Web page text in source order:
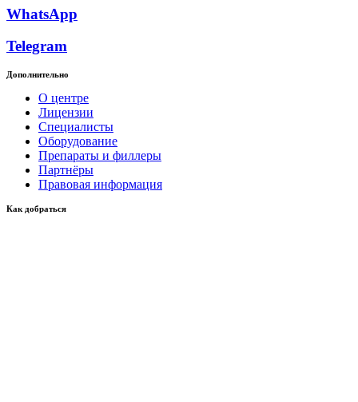
WhatsApp
Telegram
Дополнительно
О центре
Лицензии
Специалисты
Оборудование
Препараты и филлеры
Партнёры
Правовая информация
Как добраться